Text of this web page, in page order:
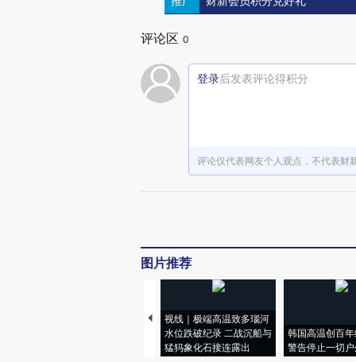
评论区 0
登录后发表评论得积分
评论仅代表网友个人观点，不代表财
图片推荐
视线｜极端高温致多瑙河
水位跌破纪录 二战沉船与
猛犸象化石接连露出
韩国高温创百
警告停止一切